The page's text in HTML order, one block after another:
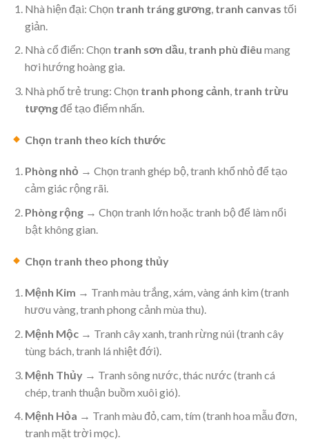
Nhà hiện đại: Chọn tranh tráng gương, tranh canvas tối
giản.
Nhà cổ điển: Chọn tranh sơn dầu, tranh phù điêu mang
hơi hướng hoàng gia.
Nhà phố trẻ trung: Chọn tranh phong cảnh tranh trừu
tượngđể tạo điểm nhấn.
Chọn tranh theo kích thước
Phòng nhỏ → Chọn tranh ghép bộ, tranh khổ nhỏ để tạo
cảm giác rộng rãi.
Phòng rộng→ Chọn tranh lớn hoặc tranh bộ để làm nổi
bật không gian.
Chọn tranh theo phong thủy
Mệnh Kim → Tranh màu trắng, xám, vàng ánh kim (tranh
hươu vàng, tranh phong cảnh mùa thu).
Mệnh Mộc→ Tranh cây xanh, tranh rừng núi (tranh cây
tùng bách, tranh lá nhiệt đới).
Mệnh Thủy→ Tranh sông nước, thác nước (tranh cá
chép, tranh thuận buồm xuôi gió).
Mệnh Hỏa → Tranh màu đỏ, cam, tím (tranh hoa mẫu đơn,
tranh mặt trời mọc).